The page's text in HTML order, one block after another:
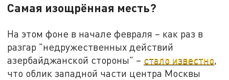
Самая изощрённая месть?
На этом фоне в начале февраля – как раз в
разгар "недружественных действий
азербайджанской стороны" – стало известно,
что облик западной части центра Москвы